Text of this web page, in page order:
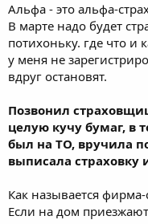
Альфа - это альфа-
В марте надо будет
потихоньку. где что и
у меня не
вдруг остановят.
Позвонил
целую кучу бумаг, в
был на ТО, вручила
выписала страховку
Как называется
Если на дом